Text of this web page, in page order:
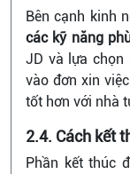
Bên cạnh kinh
các kỹ năng
JD và lựa chọn
vào đơn xin
tốt hơn với nhà
2.4. Cách kết
Phần kết thúc